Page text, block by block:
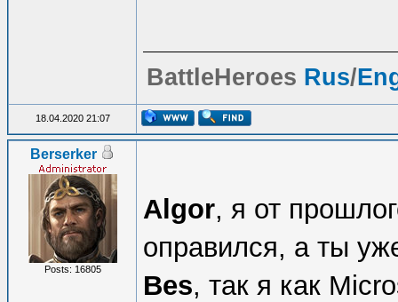
BattleHeroes Rus/
18.04.2020 21:07
Berserker
Posts: 16805
Algor, я от
оправился, а ты
Bes, так я как